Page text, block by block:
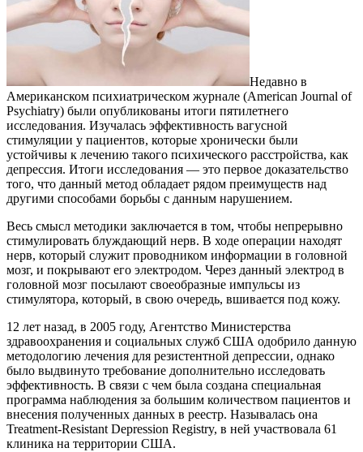
Недавно в
Американском психиатрическом журнале (American Journal of
Psychiatry) были опубликованы итоги пятилетнего
исследования. Изучалась эффективность вагусной
стимуляции у пациентов, которые хронически были
устойчивы к лечению такого психического расстройства, как
депрессия. Итоги исследования — это первое доказательство
того, что данный метод обладает рядом преимуществ над
другими способами борьбы с данным нарушением.
Весь смысл методики заключается в том, чтобы непрерывно
стимулировать блуждающий нерв. В ходе операции находят
нерв, который служит проводником информации в головной
мозг, и покрывают его электродом. Через данный электрод в
головной мозг посылают своеобразные импульсы из
стимулятора, который, в свою очередь, вшивается под кожу.
12 лет назад, в 2005 году, Агентство Министерства
здравоохранения и социальных служб США одобрило данную
методологию лечения для резистентной депрессии, однако
было выдвинуто требование дополнительно исследовать
эффективность. В связи с чем была создана специальная
программа наблюдения за большим количеством пациентов и
внесения полученных данных в реестр. Называлась она
Treatment-Resistant Depression Registry, в ней участвовала 61
клиника на территории США.